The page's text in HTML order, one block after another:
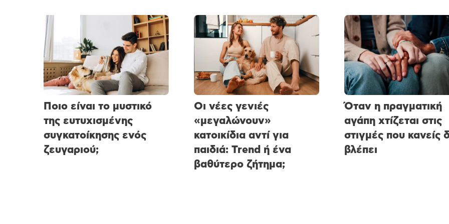
Ποιο είναι το μυστικό
της ευτυχισμένης
συγκατοίκησης ενός
ζευγαριού;
Οι νέες γενιές
«μεγαλώνουν»
κατοικίδια αντί για
παιδιά: Trend ή ένα
βαθύτερο ζήτημα;
Όταν η πραγματική
αγάπη χτίζεται στις
στιγμές που κανείς
βλέπει